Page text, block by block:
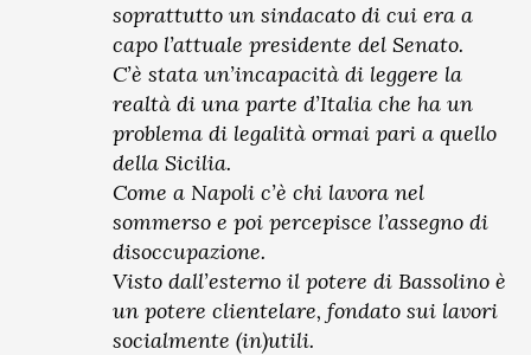
soprattutto un sindacato di cui era a
capo l’attuale presidente del Senato.
C’è stata un’incapacità di leggere la
realtà di una parte d’Italia che ha un
problema di legalità ormai pari a quello
della Sicilia.
Come a Napoli c’è chi lavora nel
sommerso e poi percepisce l’assegno di
disoccupazione.
Visto dall’esterno il potere di Bassolino è
un potere clientelare, fondato sui lavori
socialmente (in)utili.